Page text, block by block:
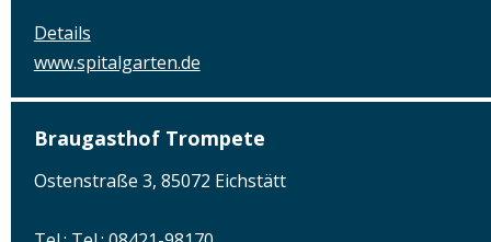
Details
www.spitalgarten.de
Braugasthof Trompete
Ostenstraße 3, 85072 Eichstätt